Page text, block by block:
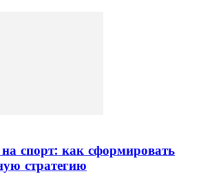
спорт: как сформировать
стратегию